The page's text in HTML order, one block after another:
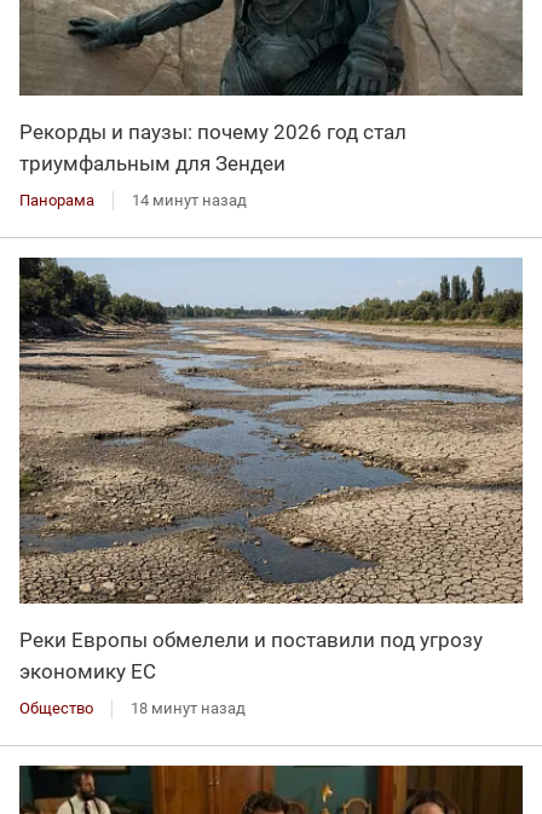
Рекорды и паузы: почему 2026 год стал
триумфальным для Зендеи
Панорама 14 минут назад
Реки Европы обмелели и поставили под угрозу
экономику ЕС
Общество 18 минут назад